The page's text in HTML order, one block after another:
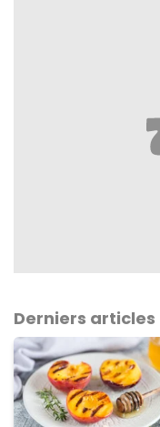
Derniers articles